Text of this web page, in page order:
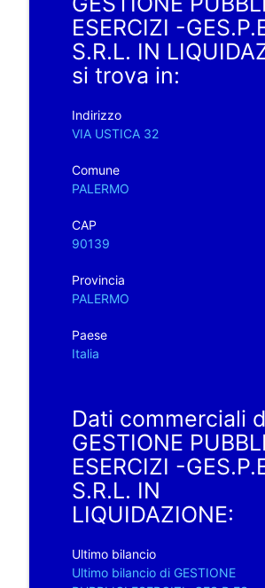
ESERCIZI -
S.R.L. IN
si trova in:
Indirizzo
VIA USTICA 32
Comune
PALERMO
CAP
90139
Provincia
PALERMO
Paese
Italia
Dati commerciali
GESTIONE
ESERCIZI -
S.R.L. IN
LIQUIDAZIONE:
Ultimo bilancio
Ultimo bilancio di GESTIONE